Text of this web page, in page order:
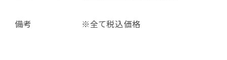
備考 ※全て税込価格